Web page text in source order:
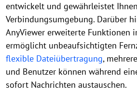
entwickelt und gewährleistet
Verbindungsumgebung. Darüber
AnyViewer erweiterte Funktionen
ermöglicht unbeaufsichtigten
flexible Dateiübertragung,
und Benutzer können während
sofort Nachrichten austauschen.